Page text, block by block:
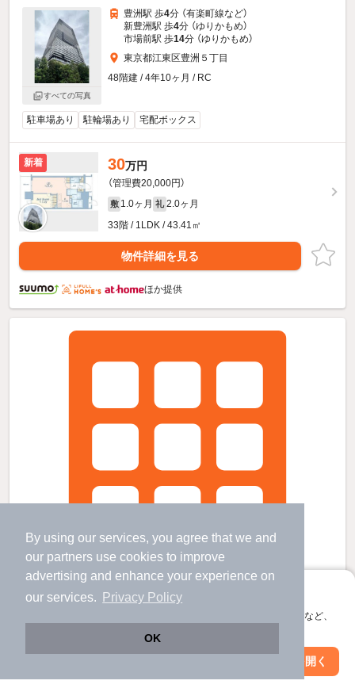
By using our services, you agree that we and
our partners use cookies to improve
advertising and enhance your experience on
our services.
Privacy Policy
OK
アプリに切り替えて、サクサクお部屋探し
会員登録なしですぐ使える。マップ検索やお気に入り保存など、
アプリを開く
すべての写真
豊洲駅 歩4分 （有楽町線など）
新豊洲駅 歩4分 （ゆりかもめ）
市場前駅 歩14分 （ゆりかもめ）
東京都江東区豊洲５丁目
48階建 / 4年10ヶ月 / RC
駐車場あり 駐輪場あり 宅配ボックス
新着 30万円
（管理費20,000円）
敷 1.0ヶ月 礼 2.0ヶ月
33階 / 1LDK / 43.41㎡
物件詳細を見る
ほか提供
住吉駅 歩8分 （半蔵門線など）
絞り込み条件を変更